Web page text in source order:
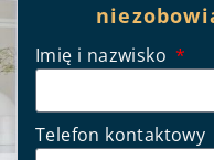
Imię i nazwisko
Telefon kontaktowy